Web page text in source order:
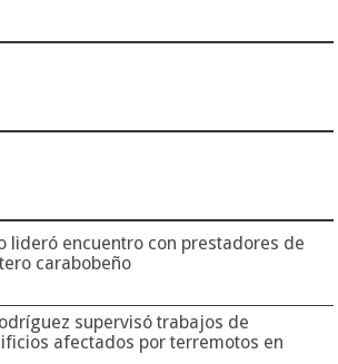
lideró encuentro con prestadores de
carabobeño
supervisó trabajos de
afectados por terremotos en